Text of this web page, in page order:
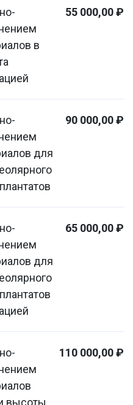
в
55 000,00 ₽
для
90 000,00 ₽
для
65 000,00 ₽
высоты
110 000,00 ₽